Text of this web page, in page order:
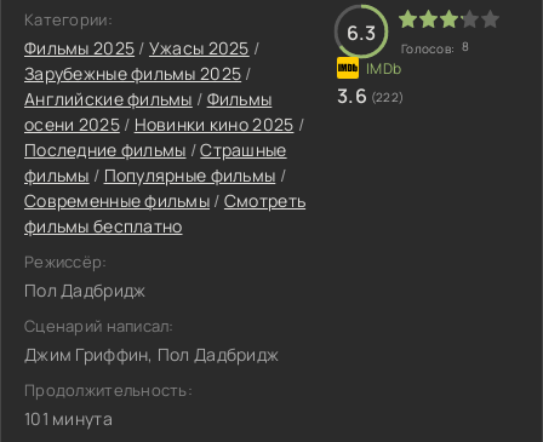
Категории:
Фильмы 2025 / Ужасы 2025 /
Зарубежные фильмы 2025 /
Английские фильмы / Фильмы
осени 2025/ Новинки кино 2025 /
Последние фильмы /Страшные
фильмы / Популярные фильмы /
Современные фильмы / Смотреть
фильмы бесплатно
Режиссёр:
Пол Дадбридж
Сценарий написал:
Джим Гриффин, Пол Дадбридж
Продолжительность:
101 минута
6.3
Голосов: 8
3.6 (222)